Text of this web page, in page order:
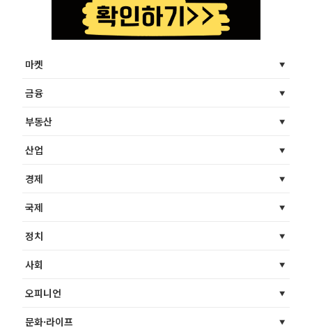
마켓
금융
부동산
산업
경제
국제
정치
사회
오피니언
문화·라이프